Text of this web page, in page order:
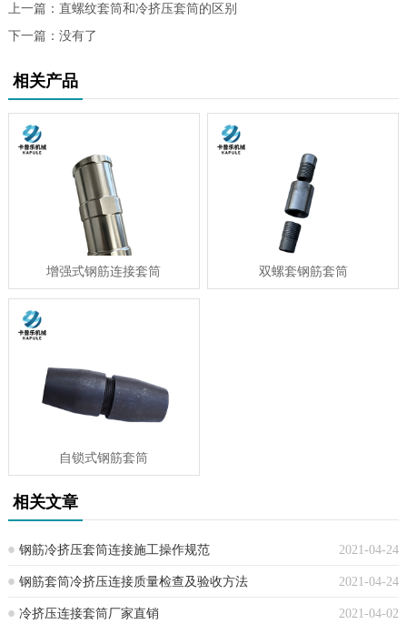
上一篇： 直螺纹套筒和冷挤压套筒的区别
下一篇：没有了
相关产品
增强式钢筋连接套筒 双螺套钢筋套筒
自锁式钢筋套筒
相关文章
2021-04-24
钢筋冷挤压套筒连接施工操作规范
2021-04-24
钢筋套筒冷挤压连接质量检查及验收方法
2021-04-02
冷挤压连接套筒厂家直销